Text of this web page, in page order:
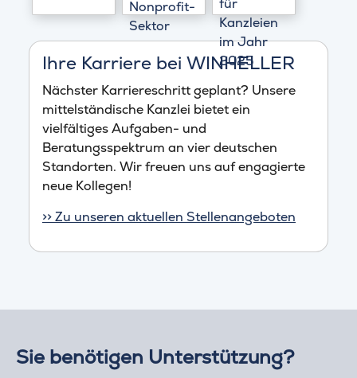
Ihre Karriere bei WINHELLER
Nächster Karriereschritt geplant? Unsere
mittelständische Kanzlei bietet ein
vielfältiges Aufgaben- und
Beratungsspektrum an vier deutschen
Standorten. Wir freuen uns auf engagierte
neue Kollegen!
>> Zu unseren aktuellen Stellenangeboten
Sie benötigen Unterstützung?